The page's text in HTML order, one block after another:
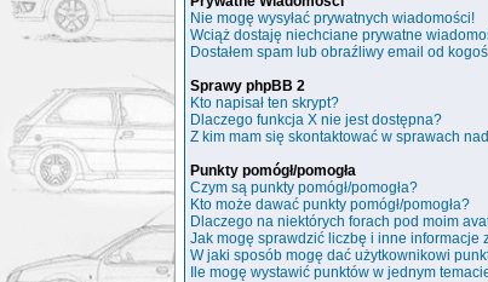
Nie mogę wysyłać prywatnych wiadomości!
Wciąż dostaję niechciane prywatne
Dostałem spam lub obraźliwy email od
Sprawy phpBB 2
Kto napisał ten skrypt?
Dlaczego funkcja X nie jest dostępna?
Z kim mam się skontaktować w sprawach
Punkty pomógł/pomogła
Czym są punkty pomógł/pomogła?
Kto może dawać punkty pomógł/pomogła?
Dlaczego na niektórych forach pod moim
Jak mogę sprawdzić liczbę i inne
W jaki sposób mogę dać użytkownikowi
Ile mogę wystawić punktów w jednym